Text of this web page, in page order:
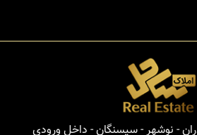
- نوشهر - سیسنگان - داخل ورودی